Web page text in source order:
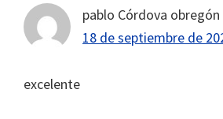
lectorespablo Córdova obregón
18 de septiembre de
excelente